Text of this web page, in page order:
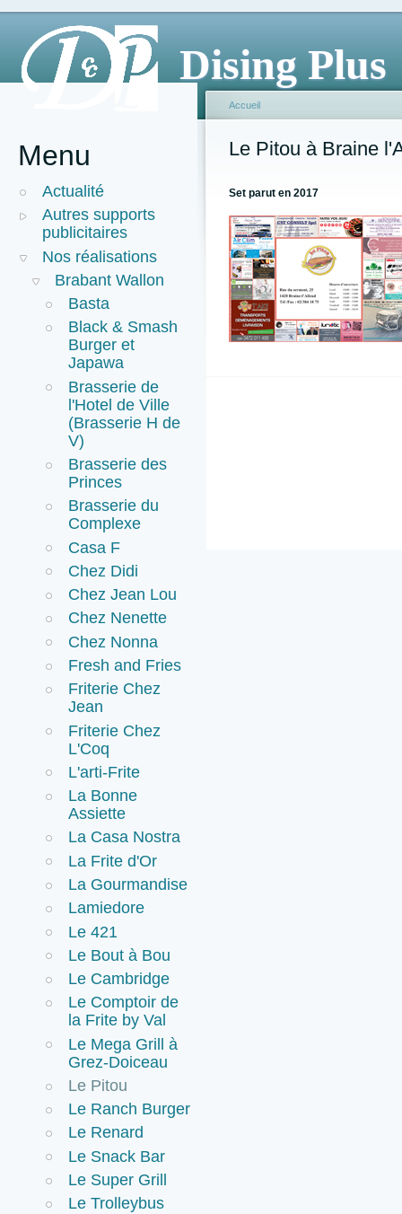
Dising Plus
Menu
Actualité
Autres supports
publicitaires
Nos réalisations
Brabant Wallon
Basta
Black & Smash
Burger et
Japawa
Brasserie de
l'Hotel de Ville
(Brasserie H de
V)
Brasserie des
Princes
Brasserie du
Complexe
Casa F
Chez Didi
Chez Jean Lou
Chez Nenette
Chez Nonna
Fresh and Fries
Friterie Chez
Jean
Friterie Chez
L'Coq
L'arti-Frite
La Bonne
Assiette
La Casa Nostra
La Frite d'Or
La Gourmandise
Lamiedore
Le 421
Le Bout à Bou
Le Cambridge
Le Comptoir de
la Frite by Val
Le Mega Grill à
Grez-Doiceau
Le Pitou
Le Ranch Burger
Le Renard
Le Snack Bar
Le Super Grill
Le Trolleybus
Accueil
Le Pitou à Braine
Set parut en 2017